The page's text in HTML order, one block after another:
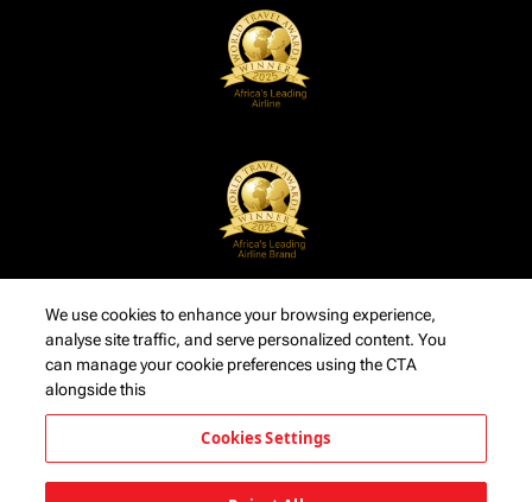
We use cookies to enhance your browsing experience,
analyse site traffic, and serve personalized content. You
can manage your cookie preferences using the CTA
alongside this
Cookies Settings